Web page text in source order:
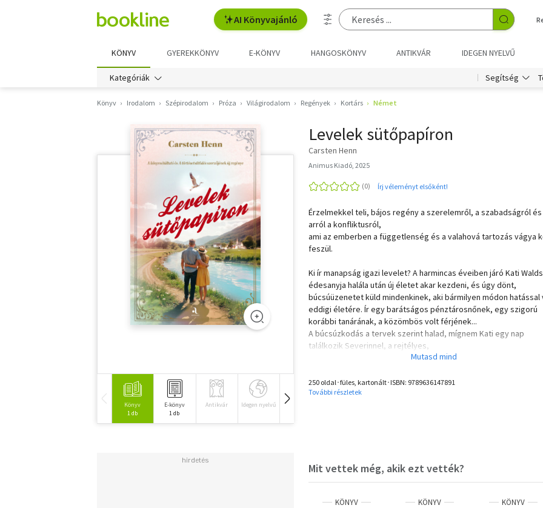
AI Könyvajánló
KÖNYV GYEREKKÖNYV E-KÖNYV HANGOSKÖNYV ANTIKVÁR IDEGEN NYELVŰ
Kategóriák Segítség
Könyv Irodalom Szépirodalom Próza Világirodalom Regények Kortárs Német
Könyv
1 db
E-könyv
1 db
Antikvár Idegen nyelvű Hangoskönyv
Levelek sütőpapíron
Carsten Henn
Animus Kiadó, 2025
Írj véleményt elsőként!
Érzelmekkel teli, bájos regény a szerelemről, a szabadságról és
arról a konfliktusról,
ami az emberben a függetlenség és a valahová tartozás vágya
feszül.
Ki ír manapság igazi levelet? A harmincas éveiben járó Kati
édesanyja halála után új életet akar kezdeni, és úgy dönt,
búcsúüzenetet küld mindenkinek, aki bármilyen módon hatással
eddigi életére. Ír egy barátságos pénztárosnőnek, egy szigorú
korábbi tanárának, a közömbös volt férjének...
A búcsúzkodás a tervek szerint halad, mígnem Kati egy nap
találkozik Severinnel, a rejtélyes,
melegszívű, zenebolond idegennel, aki az első perctől fogva
küldte neki. Valóban úgy tűnik, hogy egymásnak vannak teremtve,
de valahogy mégsem találják a közös utat. Egészen addig, míg
Tökéletes és inspiráló olvasmány mindazoknak, akik szeretnének
250 oldal･füles, kartonált･ISBN: 9789636147891
További részletek
Mit vettek még, akik ezt vették?
KÖNYV KÖNYV KÖNYV